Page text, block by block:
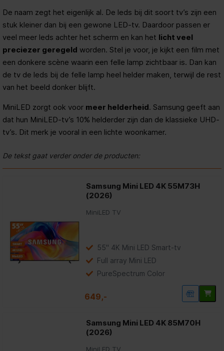
De naam zegt het eigenlijk al. De leds bij dit soort tv’s zijn een
stuk kleiner dan bij een gewone LED-tv. Daardoor passen er
veel meer leds achter het scherm en kan het licht veel
preciezer geregeld worden. Stel je voor, je kijkt een film met
een donkere scène waarin een felle lamp zichtbaar is. Dan kan
de tv de leds bij de felle lamp heel helder maken, terwijl de rest
van het beeld donker blijft.
MiniLED zorgt ook voor meer helderheid. Samsung geeft aan
dat hun MiniLED-tv’s 10% helderder zijn dan de klassieke UHD-
tv’s. Dit merk je vooral in een lichte woonkamer.
De tekst gaat verder onder de producten:
Samsung Mini LED 4K 55M73H
(2026)
MiniLED TV
55" 4K Mini LED Smart-tv
Full array Mini LED
PureSpectrum Color
649,-
Samsung Mini LED 4K 85M70H
(2026)
MiniLED TV